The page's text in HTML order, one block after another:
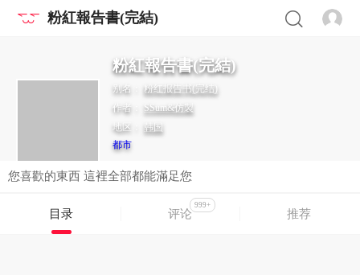
粉紅報告書(完結)
粉紅報告書(完結)
别名：粉红报告书(完结)
作者： SSum&仿製
地区： 韩国
都市
您喜歡的東西 這裡全部都能滿足您
目录 评论
999+
推荐